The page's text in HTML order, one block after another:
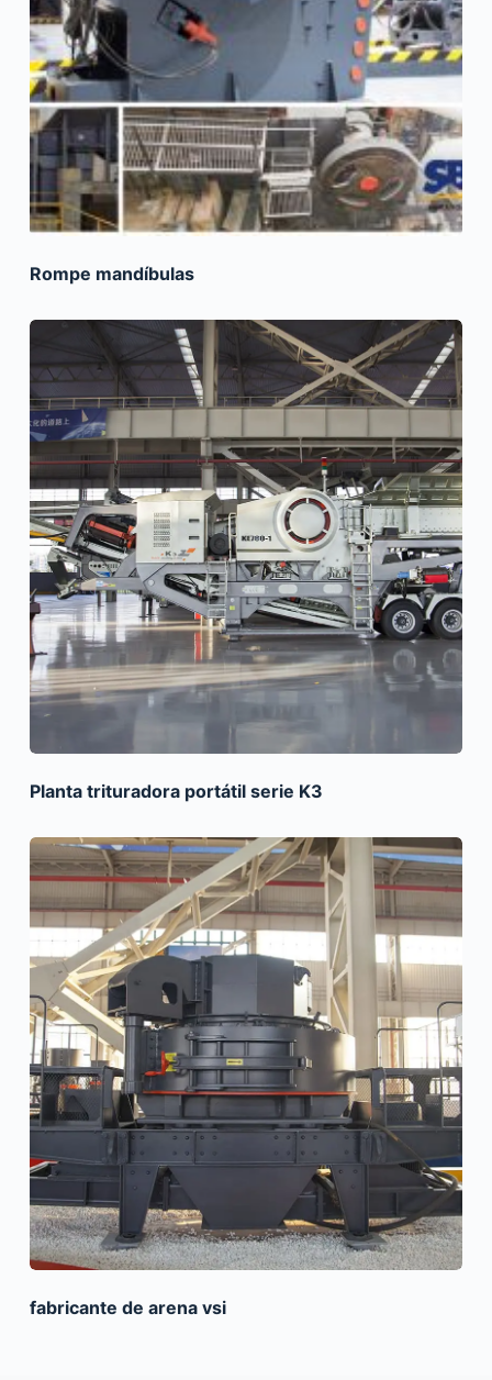
Rompe mandíbulas
Planta trituradora portátil serie K3
fabricante de arena vsi